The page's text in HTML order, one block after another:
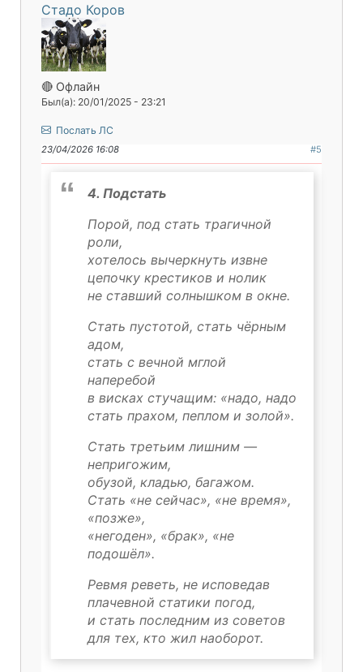
Стадо Коров
🔴 Офлайн
Был(а): 20/01/2025 - 23:21
Послать ЛС
23/04/2026 16:08 #5
4. Подстать
Порой, под стать трагичной
роли,
хотелось вычеркнуть извне
цепочку крестиков и нолик
не ставший солнышком в окне.
Стать пустотой, стать чёрным
адом,
стать с вечной мглой
наперебой
в висках стучащим: «надо, надо
стать прахом, пеплом и золой».
Стать третьим лишним —
непригожим,
обузой, кладью, багажом.
Стать «не сейчас», «не время»,
«позже»,
«негоден», «брак», «не
подошёл».
Ревмя реветь, не исповедав
плачевной статики погод,
и стать последним из советов
для тех, кто жил наоборот.